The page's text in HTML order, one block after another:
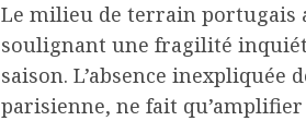
Le milieu de terrain portugais
soulignant une fragilité
saison. L’absence
parisienne, ne fait